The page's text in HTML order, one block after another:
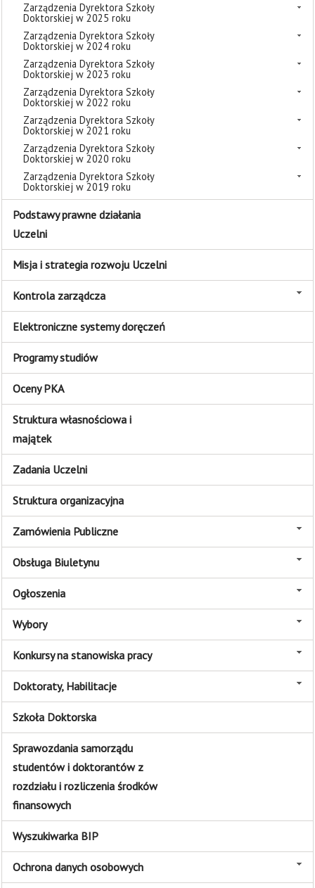
Zarządzenia Dyrektora Szkoły
Doktorskiej w 2025 roku
Zarządzenia Dyrektora Szkoły
Doktorskiej w 2024 roku
Zarządzenia Dyrektora Szkoły
Doktorskiej w 2023 roku
Zarządzenia Dyrektora Szkoły
Doktorskiej w 2022 roku
Zarządzenia Dyrektora Szkoły
Doktorskiej w 2021 roku
Zarządzenia Dyrektora Szkoły
Doktorskiej w 2020 roku
Zarządzenia Dyrektora Szkoły
Doktorskiej w 2019 roku
Podstawy prawne działania
Uczelni
Misja i strategia rozwoju Uczelni
Kontrola zarządcza
Elektroniczne systemy doręczeń
Programy studiów
Oceny PKA
Struktura własnościowa i
majątek
Zadania Uczelni
Struktura organizacyjna
Zamówienia Publiczne
Obsługa Biuletynu
Ogłoszenia
Wybory
Konkursy na stanowiska pracy
Doktoraty, Habilitacje
Szkoła Doktorska
Sprawozdania samorządu
studentów i doktorantów z
rozdziału i rozliczenia środków
finansowych
Wyszukiwarka BIP
Ochrona danych osobowych